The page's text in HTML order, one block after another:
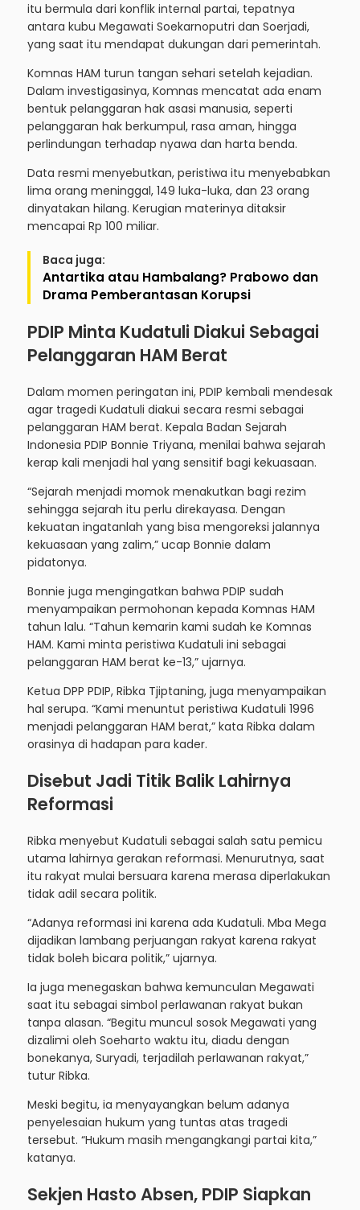
itu bermula dari konflik internal partai, tepatnya
antara kubu Megawati Soekarnoputri dan Soerjadi,
yang saat itu mendapat dukungan dari pemerintah.
Komnas HAM turun tangan sehari setelah kejadian.
Dalam investigasinya, Komnas mencatat ada enam
bentuk pelanggaran hak asasi manusia, seperti
pelanggaran hak berkumpul, rasa aman, hingga
perlindungan terhadap nyawa dan harta benda.
Data resmi menyebutkan, peristiwa itu menyebabkan
lima orang meninggal, 149 luka-luka, dan 23 orang
dinyatakan hilang. Kerugian materinya ditaksir
mencapai Rp 100 miliar.
Baca juga:
Antartika atau Hambalang? Prabowo dan
Drama Pemberantasan Korupsi
PDIP Minta Kudatuli Diakui Sebagai
Pelanggaran HAM Berat
Dalam momen peringatan ini, PDIP kembali mendesak
agar tragedi Kudatuli diakui secara resmi sebagai
pelanggaran HAM berat. Kepala Badan Sejarah
Indonesia PDIP Bonnie Triyana, menilai bahwa sejarah
kerap kali menjadi hal yang sensitif bagi kekuasaan.
“Sejarah menjadi momok menakutkan bagi rezim
sehingga sejarah itu perlu direkayasa. Dengan
kekuatan ingatanlah yang bisa mengoreksi jalannya
kekuasaan yang zalim,” ucap Bonnie dalam
pidatonya.
Bonnie juga mengingatkan bahwa PDIP sudah
menyampaikan permohonan kepada Komnas HAM
tahun lalu. “Tahun kemarin kami sudah ke Komnas
HAM. Kami minta peristiwa Kudatuli ini sebagai
pelanggaran HAM berat ke-13,” ujarnya.
Ketua DPP PDIP, Ribka Tjiptaning, juga menyampaikan
hal serupa. “Kami menuntut peristiwa Kudatuli 1996
menjadi pelanggaran HAM berat,” kata Ribka dalam
orasinya di hadapan para kader.
Disebut Jadi Titik Balik Lahirnya
Reformasi
Ribka menyebut Kudatuli sebagai salah satu pemicu
utama lahirnya gerakan reformasi. Menurutnya, saat
itu rakyat mulai bersuara karena merasa diperlakukan
tidak adil secara politik.
“Adanya reformasi ini karena ada Kudatuli. Mba Mega
dijadikan lambang perjuangan rakyat karena rakyat
tidak boleh bicara politik,” ujarnya.
Ia juga menegaskan bahwa kemunculan Megawati
saat itu sebagai simbol perlawanan rakyat bukan
tanpa alasan. “Begitu muncul sosok Megawati yang
dizalimi oleh Soeharto waktu itu, diadu dengan
bonekanya, Suryadi, terjadilah perlawanan rakyat,”
tutur Ribka.
Meski begitu, ia menyayangkan belum adanya
penyelesaian hukum yang tuntas atas tragedi
tersebut. “Hukum masih mengangkangi partai kita,”
katanya.
Sekjen Hasto Absen, PDIP Siapkan